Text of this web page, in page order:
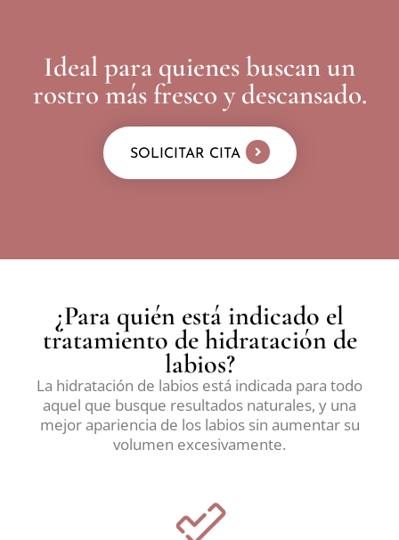
Ideal para quienes buscan un
rostro más fresco y descansado.
SOLICITAR CITA
¿Para quién está indicado el
tratamiento de hidratación de
labios?
La hidratación de labios está indicada para todo
aquel que busque resultados naturales, y una
mejor apariencia de los labios sin aumentar su
volumen excesivamente.